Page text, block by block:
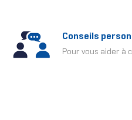
Conseils
Pour vous aider à